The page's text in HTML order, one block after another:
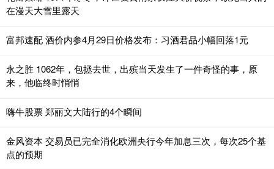
在漫天大雪里露天
富邦速配 酒价内参4月29日价格发布：习酒君品小幅回落1元
永之胜 1062年，包拯去世，出殡当天发生了一件奇怪的事，原
来，他临终时悄悄
嗨牛股票 郑丽文大陆行的4个瞬间
金风资本 交易员已完全消化欧洲央行今年加息三次，每次25个基
点的预期